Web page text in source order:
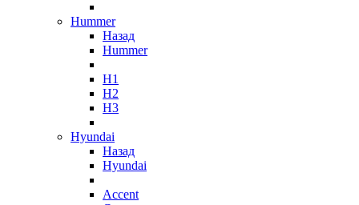
Hummer
Назад
Hummer
H1
H2
H3
Hyundai
Назад
Hyundai
Accent